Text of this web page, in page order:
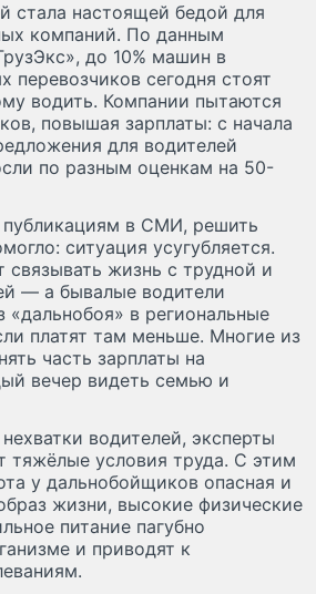
стала настоящей бедой для
компаний. По данным
до 10% машин в
перевозчиков сегодня стоят
водить. Компании пытаются
повышая зарплаты: с начала
для водителей
по разным оценкам на 50-
публикациям в СМИ, решить
ситуация усугубляется.
жизнь с трудной и
— а бывалые водители
«дальнобоя» в региональные
платят там меньше. Многие из
часть зарплаты на
вечер видеть семью и
водителей, эксперты
тяжёлые условия труда. С этим
у дальнобойщиков опасная и
жизни, высокие физические
питание пагубно
и приводят к